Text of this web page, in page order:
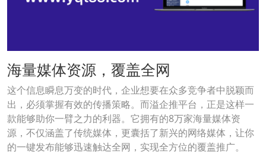
海量媒体资源，覆盖全网
这个信息瞬息万变的时代，企业想要在众多竞争者中脱颖而
出，必须掌握有效的传播策略。而溢企推平台，正是这样一
款能够助你一臂之力的利器。它拥有的8万家海量媒体资
源，不仅涵盖了传统媒体，更囊括了新兴的网络媒体，让你
的一键发布能够迅速触达全网，实现全方位的覆盖推广。